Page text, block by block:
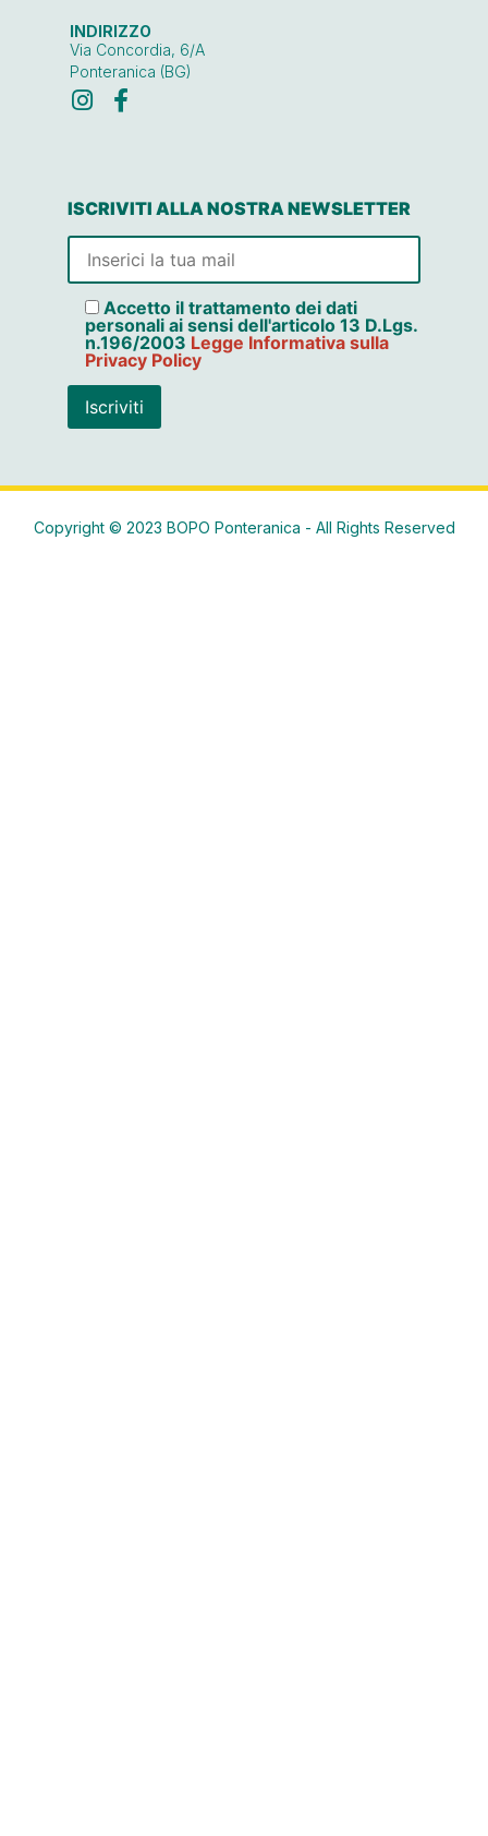
INDIRIZZO
Via Concordia, 6/A
Ponteranica (BG)
ISCRIVITI ALLA NOSTRA NEWSLETTER
Accetto il trattamento dei dati
personali ai sensi dell'articolo 13 D.Lgs.
n.196/2003 Legge Informativa sulla
Privacy Policy
Copyright © 2023 BOPO Ponteranica - All Rights Reserved